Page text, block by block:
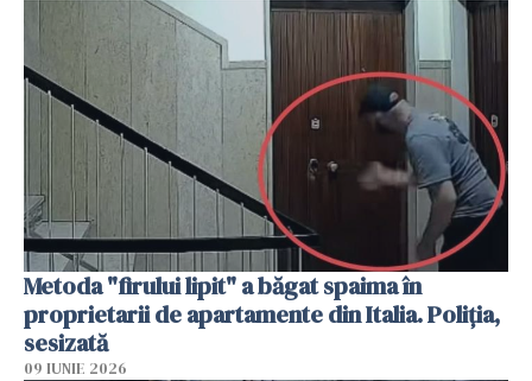
Metoda "firului lipit" a băgat spaima în
proprietarii de apartamente din Italia. Poliția,
sesizată
09 IUNIE 2026